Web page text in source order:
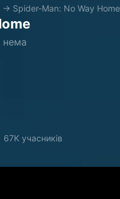
→ Spider-Man: No Way Home
67K учасників